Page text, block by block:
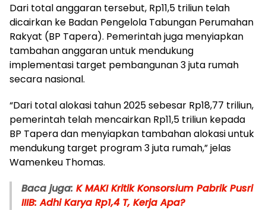
Dari total anggaran tersebut, Rp11,5 triliun telah
dicairkan ke Badan Pengelola Tabungan Perumahan
Rakyat (BP Tapera). Pemerintah juga menyiapkan
tambahan anggaran untuk mendukung
implementasi target pembangunan 3 juta rumah
secara nasional.
“Dari total alokasi tahun 2025 sebesar Rp18,77 triliun,
pemerintah telah mencairkan Rp11,5 triliun kepada
BP Tapera dan menyiapkan tambahan alokasi untuk
mendukung target program 3 juta rumah,” jelas
Wamenkeu Thomas.
Baca juga: K MAKI Kritik Konsorsium Pabrik Pusri
IIIB: Adhi Karya Rp1,4 T, Kerja Apa?